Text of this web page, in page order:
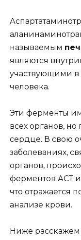
называемым
являются
участвующими в
человека.
Эти ферменты
всех органов,
сердце. В свою
заболеваниях,
органов,
ферментов АСТ
что отражается
анализе крови.
Ниже расскажем